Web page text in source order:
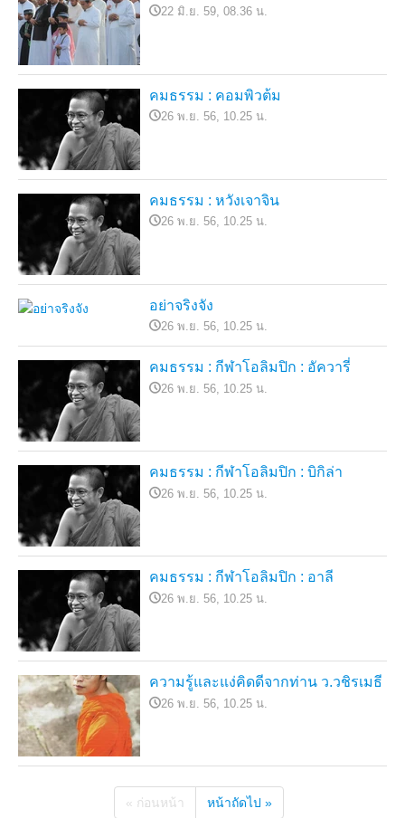
22 มิ.ย. 59, 08.36 น.
คมธรรม : คอมพิวต้ม
26 พ.ย. 56, 10.25 น.
คมธรรม : หวังเจาจิน
26 พ.ย. 56, 10.25 น.
อย่าจริงจัง
26 พ.ย. 56, 10.25 น.
คมธรรม : กีฬาโอลิมปิก : อัควารี่
26 พ.ย. 56, 10.25 น.
คมธรรม : กีฬาโอลิมปิก : บิกิล่า
26 พ.ย. 56, 10.25 น.
คมธรรม : กีฬาโอลิมปิก : อาลี
26 พ.ย. 56, 10.25 น.
ความรู้และแง่คิดดีจากท่าน ว.วชิรเมธี
26 พ.ย. 56, 10.25 น.
« ก่อนหน้า หน้าถัดไป »